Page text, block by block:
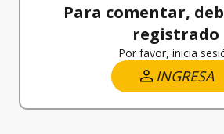
Para comentar,
registrado
Por favor, inicia
INGRESA